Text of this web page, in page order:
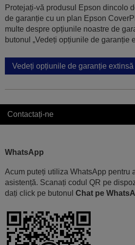
Protejați-vă produsul Epson dincolo
de garanție cu un plan Epson
multe despre opțiunile noastre de
butonul „Vedeți opțiunile de garanție
Vedeți opțiunile de garanție extinsă
Contactați-ne
WhatsApp
Acum puteți utiliza WhatsApp pentru
asistență. Scanați codul QR pe
dați click pe butonul Chat pe